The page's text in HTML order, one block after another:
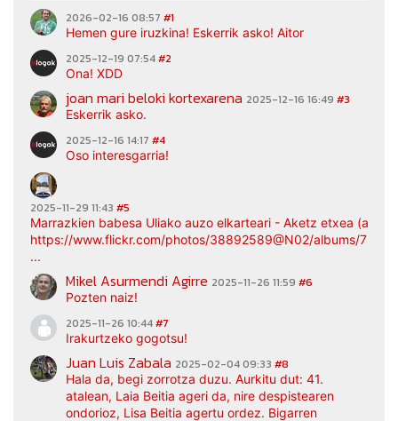
2026-02-16 08:57 #1
Hemen gure iruzkina! Eskerrik asko! Aitor
2025-12-19 07:54#2
Ona! XDD
joan mari beloki kortexarena 2025-12-16 16:49 #3
Eskerrik asko.
2025-12-16 14:17 #4
Oso interesgarria!
2025-11-29 11:43 #5
Marrazkien babesa Uliako auzo elkarteari - Aketz etxea
https://www.flickr.com/photos/38892589@N02/albums/
...
Mikel Asurmendi Agirre 2025-11-26 11:59 #6
Pozten naiz!
2025-11-26 10:44#7
Irakurtzeko gogotsu!
Juan Luis Zabala 2025-02-04 09:33 #8
Hala da, begi zorrotza duzu. Aurkitu dut: 41.
atalean, Laia Beitia ageri da, nire despistearen
ondorioz, Lisa Beitia agertu ordez. Bigarren